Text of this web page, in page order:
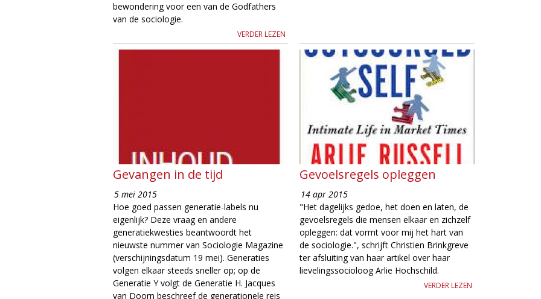
bewondering voor een van de Godfathers
van de sociologie.
VERDER LEZEN
Gevangen in de tijd
5 mei 2015
Hoe goed passen generatie-labels nu
eigenlijk? Deze vraag en andere
generatiekwesties beantwoordt het
nieuwste nummer van Sociologie Magazine
(verschijningsdatum 19 mei). Generaties
volgen elkaar steeds sneller op; op de
Generatie Y volgt de Generatie H. Jacques
van Doorn beschreef de generationele reis
Gevoelsregels opleggen
14 apr 2015
"Het dagelijks gedoe, het doen en laten, de
gevoelsregels die mensen elkaar en zichzelf
opleggen: dat vormt voor mij het hart van
de sociologie.", schrijft Christien Brinkgreve
ter afsluiting van haar artikel over haar
lievelingssocioloog Arlie Hochschild.
VERDER LEZEN